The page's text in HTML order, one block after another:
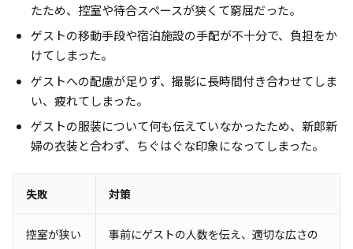
たため、控室や待合スペースが狭くて窮屈だった。
ゲストの移動手段や宿泊施設の手配が不十分で、負担をか
けてしまった。
ゲストへの配慮が足りず、撮影に長時間付き合わせてしま
い、疲れてしまった。
ゲストの服装について何も伝えていなかったため、新郎新
婦の衣装と合わず、ちぐはぐな印象になってしまった。
失敗 対策
控室が狭い
事前にゲストの人数を伝え、適切な広さの